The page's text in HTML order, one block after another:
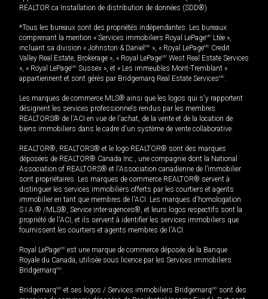
REALTOR.ca Installation de distribution de données (SDD®).
*Tous les bureaux sont des propriétés indépendantes. Les bureaux
comprenant la mention « Services immobiliers Royal LePageMD Ltée »,
incluant sa division « Johnston & Daniel MD », « Royal LePageMD Credit
Valley Real Estate, Brokerage », « Royal LePageMD West Real Estate Services
», « Royal LePageMD Sussex », et « Les immeubles Mont-Tremblant »
appartiennent et sont gérés par Bridgemarq Real Estate ServicesMD.
Les marques de commerce MLS® ainsi que les logos qui s'y rapportent
désignent les services professionnels rendus par les membres
REALTORS® de l'ACI en vue de l'achat, de la vente et de la location de
biens immobiliers dans le cadre d'un système de vente collaborative.
REALTOR®, REALTORS® et le logo REALTOR® sont des marques
déposées de REALTOR® Canada Inc., une compagnie dont la National
Association of REALTORS® et l'Association canadienne de l’immobilier
sont propriétaires. Les marques de commerce REALTOR® servent à
distinguer les services immobiliers offerts par les courtiers et agents
immobilier en tant que membres de l'ACI. Les marques d'homologation
S.I.A.® /MLS®, Service inter-agences®, et leurs logos respectifs sont la
propriété de l'ACI, et ils servent à identifier les services immobiliers que
fournissent les courtiers et agents membres de l'ACI.
Royal LePageMD est une marque de commerce déposée de la Banque
Royale du Canada, utilisée sous licence par les Services immobiliers
BridgemarqMD.
BridgemarqMD et ses logos / Services immobiliers BridgemarqMD sont des